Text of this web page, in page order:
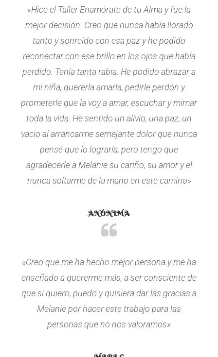
«Hice el Taller Enamórate de tu Alma y fue la
mejor decisión. Creo que nunca había llorado
tanto y sonreído con esa paz y he podido
reconectar con ese brillo en los ojos que había
perdido. Tenía tanta rabia. He podido abrazar a
mi niña, quererla amarla, pedirle perdón y
prometerle que la voy a amar, escuchar y mimar
toda la vida. He sentido un alivio, una paz, un
vacío al arrancarme semejante dolor que nunca
pensé que lo lograría, pero tengo que
agradecerle a Melanie su cariño, su amor y el
nunca soltarme de la mano en este camino»
ANÓNIMA
«Creo que me ha hecho mejor persona y me ha
enseñado a quererme más, a ser consciente de
que si quiero, puedo y quisiera dar las gracias a
Melanie por hacer este trabajo para las
personas que no nos valoramos»